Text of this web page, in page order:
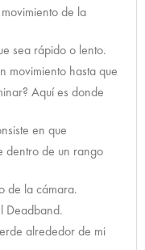
de la
sea rápido o lento.
movimiento hasta que
Aquí es donde
en que
dentro de un rango
de la cámara.
Deadband.
alrededor de mi